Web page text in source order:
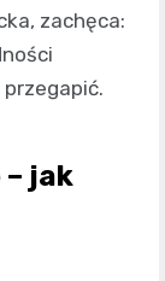
zachęca:
jak